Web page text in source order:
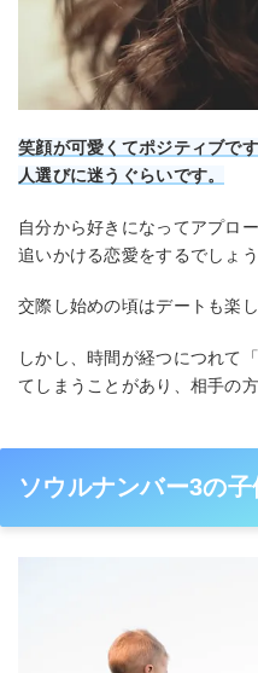
笑顔が可愛くてポジティブで
人選びに迷うぐらいです。
自分から好きになってアプロ
追いかける恋愛をするでしょう
交際し始めの頃はデートも楽
しかし、時間が経つにつれて
てしまうことがあり、相手の
ソウルナンバー3の